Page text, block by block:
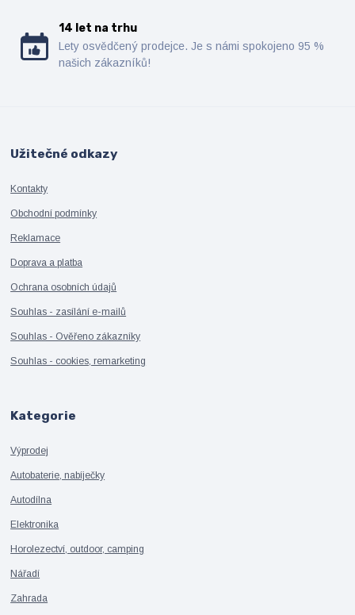
14 let na trhu
Lety osvědčený prodejce. Je s námi spokojeno 95 %
našich zákazníků!
Užitečné odkazy
Kontakty
Obchodní podmínky
Reklamace
Doprava a platba
Ochrana osobních údajů
Souhlas - zasílání e-mailů
Souhlas - Ověřeno zákazníky
Souhlas - cookies, remarketing
Kategorie
Výprodej
Autobaterie, nabíječky
Autodílna
Elektronika
Horolezectví, outdoor, camping
Nářadí
Zahrada